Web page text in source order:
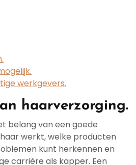
werkgevers.
haarverzorging.
belang van een goede
werkt, welke producten
kunt herkennen en
carrière als kapper. Een